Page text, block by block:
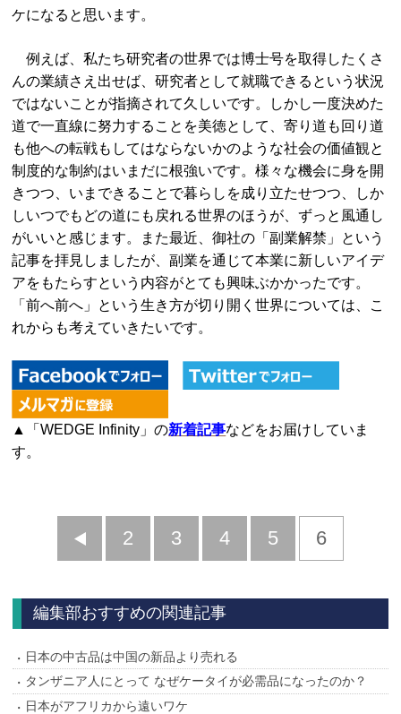
ケになると思います。
例えば、私たち研究者の世界では博士号を取得したくさ
んの業績さえ出せば、研究者として就職できるという状況
ではないことが指摘されて久しいです。しかし一度決めた
道で一直線に努力することを美徳として、寄り道も回り道
も他への転戦もしてはならないかのような社会の価値観と
制度的な制約はいまだに根強いです。様々な機会に身を開
きつつ、いまできることで暮らしを成り立たせつつ、しか
しいつでもどの道にも戻れる世界のほうが、ずっと風通し
がいいと感じます。また最近、御社の「副業解禁」という
記事を拝見しましたが、副業を通じて本業に新しいアイデ
アをもたらすという内容がとても興味ぶかかったです。
「前へ前へ」という生き方が切り開く世界については、こ
れからも考えていきたいです。
▲「WEDGE Infinity」の新着記事などをお届けしていま
す。
前
2 3 4 5 6
編集部おすすめの関連記事
日本の中古品は中国の新品より売れる
タンザニア人にとって なぜケータイが必需品になったのか？
日本がアフリカから遠いワケ